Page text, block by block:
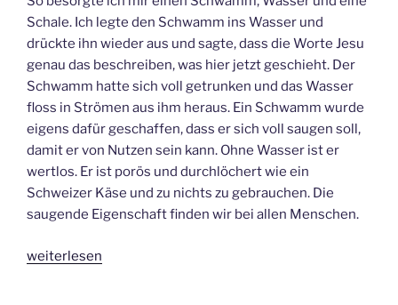
Schale. Ich legte den Schwamm ins Wasser und
drückte ihn wieder aus und sagte, dass die Worte Jesu
genau das beschreiben, was hier jetzt geschieht. Der
Schwamm hatte sich voll getrunken und das Wasser
floss in Strömen aus ihm heraus. Ein Schwamm wurde
eigens dafür geschaffen, dass er sich voll saugen soll,
damit er von Nutzen sein kann. Ohne Wasser ist er
wertlos. Er ist porös und durchlöchert wie ein
Schweizer Käse und zu nichts zu gebrauchen. Die
saugende Eigenschaft finden wir bei allen Menschen.
„Von
weiterlesen